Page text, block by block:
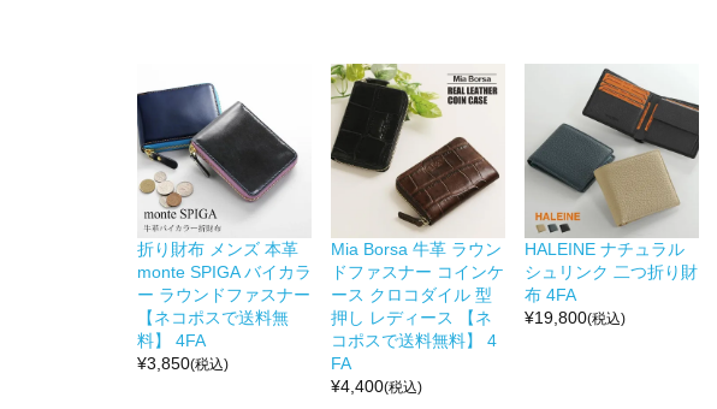
折り財布 メンズ 本革
monte SPIGA バイカラ
ー ラウンドファスナー
【ネコポスで送料無
料】 4FA
¥3,850(税込)
Mia Borsa 牛革 ラウン
ドファスナー コインケ
ース クロコダイル 型
押し レディース 【ネ
コポスで送料無料】 4
FA
¥4,400(税込)
HALEINE ナチュラル
シュリンク 二つ折り財
布 4FA
¥19,800(税込)